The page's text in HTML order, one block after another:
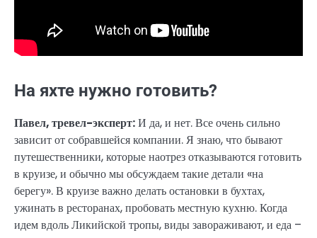
На яхте нужно готовить?
Павел, тревел-эксперт:И да, и нет. Все очень сильно
зависит от собравшейся компании. Я знаю, что бывают
путешественники, которые наотрез отказываются готовить
в круизе, и обычно мы обсуждаем такие детали «на
берегу». В круизе важно делать остановки в бухтах,
ужинать в ресторанах, пробовать местную кухню. Когда
идем вдоль Ликийской тропы, виды завораживают, и еда –